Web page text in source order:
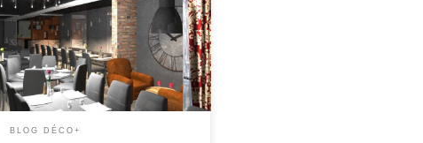
Dorures, sculptures, moulures,
lustres et fresques... réveillerons
vos papilles mais aussi vos
pupilles!!
BLOG DÉCO+